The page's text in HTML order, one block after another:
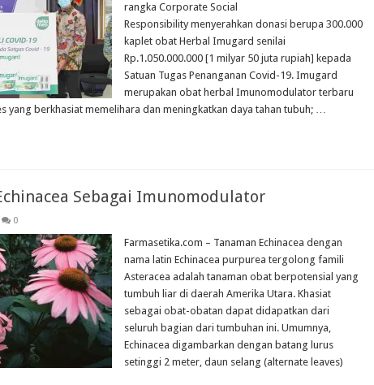
rangka Corporate Social
Responsibility menyerahkan donasi berupa 300.000
kaplet obat Herbal Imugard senilai
Rp.1.050.000.000 [1 milyar 50 juta rupiah] kepada
Satuan Tugas Penanganan Covid-19. Imugard
merupakan obat herbal Imunomodulator terbaru
yang berkhasiat memelihara dan meningkatkan daya tahan tubuh; …
Sebagai Imunomodulator
0
Farmasetika.com – Tanaman Echinacea dengan
nama latin Echinacea purpurea tergolong famili
Asteracea adalah tanaman obat berpotensial yang
tumbuh liar di daerah Amerika Utara. Khasiat
sebagai obat-obatan dapat didapatkan dari
seluruh bagian dari tumbuhan ini. Umumnya,
Echinacea digambarkan dengan batang lurus
setinggi 2 meter, daun selang (alternate leaves)